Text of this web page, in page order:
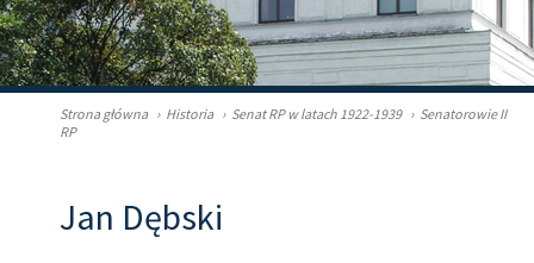
Strona główna › Historia › Senat RP w latach 1922-1939 › Senatorowie II
RP
Jan Dębski